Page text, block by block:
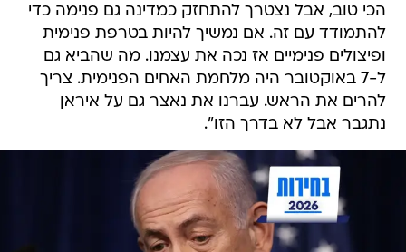
הכי טוב, אבל נצטרך להתחזק כמדינה גם פנימה כדי
להתמודד עם זה. אם נמשיך להיות בטרפת פנימית
ופיצולים פנימיים אז נכה את עצמנו. מה שהביא גם
ל-7 באוקטובר היה מלחמת האחים הפנימית. צריך
להרים את הראש. עברנו את נאצר גם על איראן
נתגבר אבל לא בדרך הזו".